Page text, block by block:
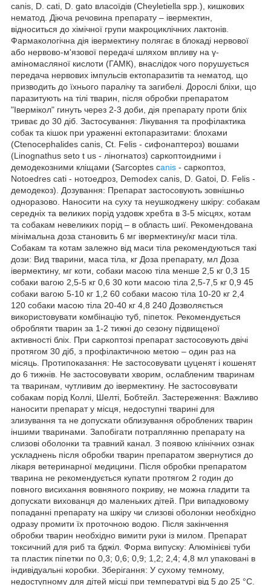
canis, D. cati, D. gato власоїдів (Cheyletiella spp.), кишкових
нематод. Діюча речовина препарату – івермектин,
відноситься до хімічної групи макроциклічних лактонів.
Фармакологічна дія івермектину полягає в блокаді нервової
або нервово-м'язової передачі шляхом впливу на γ-
аміномасляної кислоти (ГАМК), внаслідок чого порушується
передача нервових імпульсів ектопаразитів та нематод, що
призводить до їхнього паралічу та загибелі. Дорослі бліхи, що
паразитують на тілі тварин, після обробки препаратом
"Івермікол" гинуть через 2-3 доби, дія препарату проти бліх
триває до 30 діб. Застосування: Лікування та профілактика
собак та кішок при ураженні ектопаразитами: блохами
(Ctenocephalides canis, Ct. Felis - сифонаптероз) вошами
(Linognathus seto t us - ліногнатоз) саркоптоидними і
демодекозними кліщами (Sarcoptes canis - саркоптоз,
Notoedres cati - нотоедроз, Demodex canis, D. Gatoi, D. Felis -
демодекоз). Дозування: Препарат застосовують зовнішньо
одноразово. Наносити на суху та неушкоджену шкіру: собакам
середніх та великих порід уздовж хребта в 3-5 місцях, котам
та собакам невеликих порід – в область шиї. Рекомендована
мінімальна доза становить 6 мг івермектину/кг маси тіла.
Собакам та котам залежно від маси тіла рекомендуються такі
дози: Вид тварини, маса тіла, кг Доза препарату, мл Доза
івермектину, мг коти, собаки масою тіла менше 2,5 кг 0,3 15
собаки вагою 2,5-5 кг 0,6 30 коти масою тіла 2,5-7,5 кг 0,9 45
собаки вагою 5-10 кг 1,2 60 собаки масою тіла 10-20 кг 2,4
120 собаки масою тіла 20-40 кг 4,8 240 Дозволяється
використовувати комбінацію туб, піпеток. Рекомендується
обробляти тварин за 1-2 тижні до сезону підвищеної
активності бліх. При саркоптозі препарат застосовують двічі
протягом 30 діб, з профілактичною метою – один раз на
місяць. Протипоказання: Не застосовувати цуценят і кошенят
до 6 тижнів. Не застосовувати хворим, ослабленим тваринам
та тваринам, чутливим до івермектину. Не застосовувати
собакам порід Коллі, Шелті, Бобтейл. Застереження: Важливо
наносити препарат у місця, недоступні тварині для
злизування та не допускати облизування оброблених тварин
іншими тваринами. Запобігати потраплянню препарату на
слизові оболонки та травний канал. З появою клінічних ознак
ускладнень після обробки тварин препаратом звернутися до
лікаря ветеринарної медицини. Після обробки препаратом
тварина не рекомендується купати протягом 2 годин до
повного висихання вовняного покриву, не можна гладити та
допускати вихованця до маленьких дітей. При випадковому
попаданні препарату на шкіру чи слизові оболонки необхідно
одразу промити їх проточною водою. Після закінчення
обробки тварин необхідно вимити руки із милом. Препарат
токсичний для риб та бджіл. Форма випуску: Алюмінієві туби
та пластик піпетки по 0,3; 0,6; 0,9; 1,2; 2,4; 4,8 мл упаковані в
індивідуальні коробки. Зберігання: У сухому темному,
недоступному для дітей місці при температурі від 5 до 25 °С.